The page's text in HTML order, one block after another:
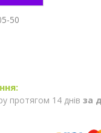
50
протягом 14 днів за